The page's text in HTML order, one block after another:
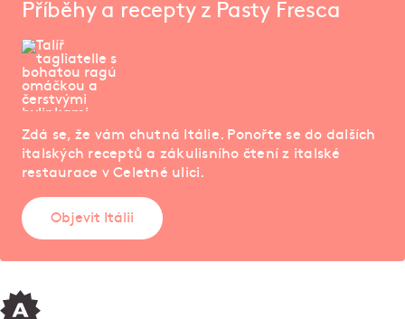
Příběhy a recepty z Pasty Fresca
Zdá se, že vám chutná Itálie. Ponořte se do dalších
italských receptů a zákulisního čtení z italské
restaurace v Celetné ulici.
Objevit Itálii